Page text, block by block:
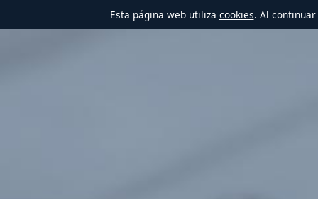
Esta página web utiliza cookies. Al